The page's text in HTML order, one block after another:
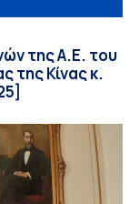
της Α.Ε. του
της Κίνας κ.